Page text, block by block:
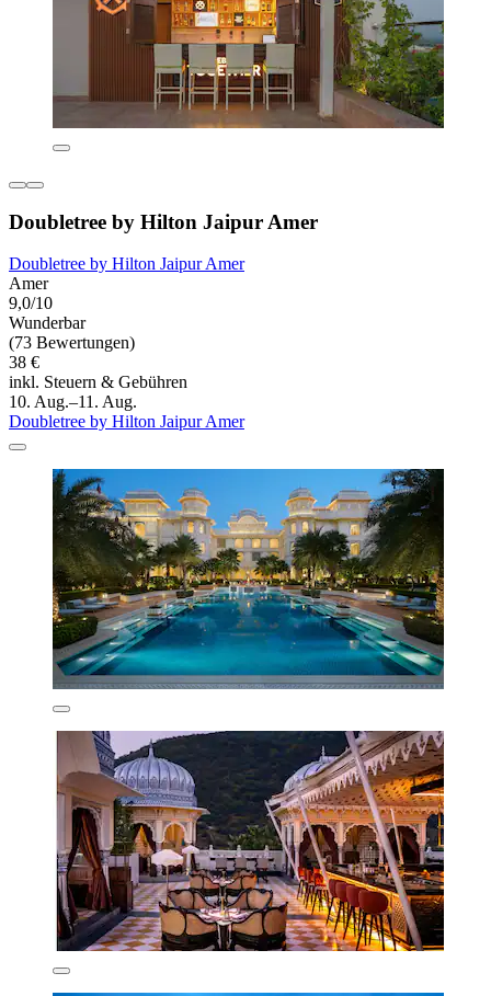
Doubletree by Hilton Jaipur Amer
Doubletree by Hilton Jaipur Amer
Amer
9,0/10
Wunderbar
(73 Bewertungen)
38 €
inkl. Steuern & Gebühren
10. Aug.–11. Aug.
Doubletree by Hilton Jaipur Amer